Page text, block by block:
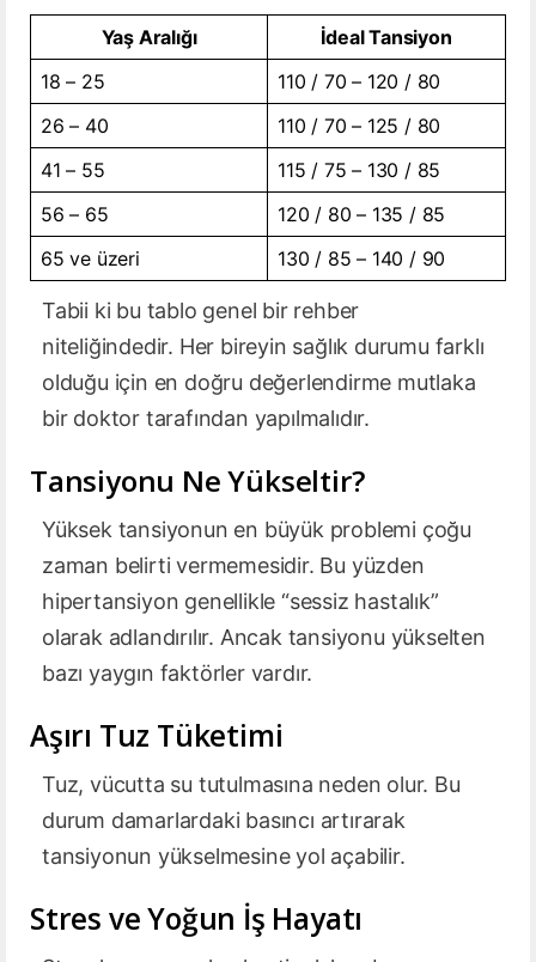
Yaş Aralığı
İdeal Tansiyon
18 – 25
110 / 70 – 120 / 80
26 – 40
110 / 70 – 125 / 80
41 – 55
115 / 75 – 130 / 85
56 – 65
120 / 80 – 135 / 85
65 ve üzeri
130 / 85 – 140 / 90
Tabii ki bu tablo genel bir rehber
niteliğindedir. Her bireyin sağlık durumu farklı
olduğu için en doğru değerlendirme mutlaka
bir doktor tarafından yapılmalıdır.
Tansiyonu Ne Yükseltir?
Yüksek tansiyonun en büyük problemi çoğu
zaman belirti vermemesidir. Bu yüzden
hipertansiyon genellikle “sessiz hastalık”
olarak adlandırılır. Ancak tansiyonu yükselten
bazı yaygın faktörler vardır.
Aşırı Tuz Tüketimi
Tuz, vücutta su tutulmasına neden olur. Bu
durum damarlardaki basıncı artırarak
tansiyonun yükselmesine yol açabilir.
Stres ve Yoğun İş Hayatı